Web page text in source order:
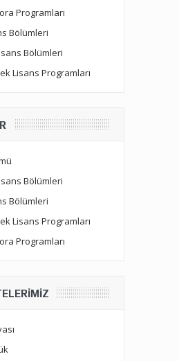
Programları
Bölümleri
Bölümleri
Lisans Programları
Bölümleri
Bölümleri
Lisans Programları
Programları